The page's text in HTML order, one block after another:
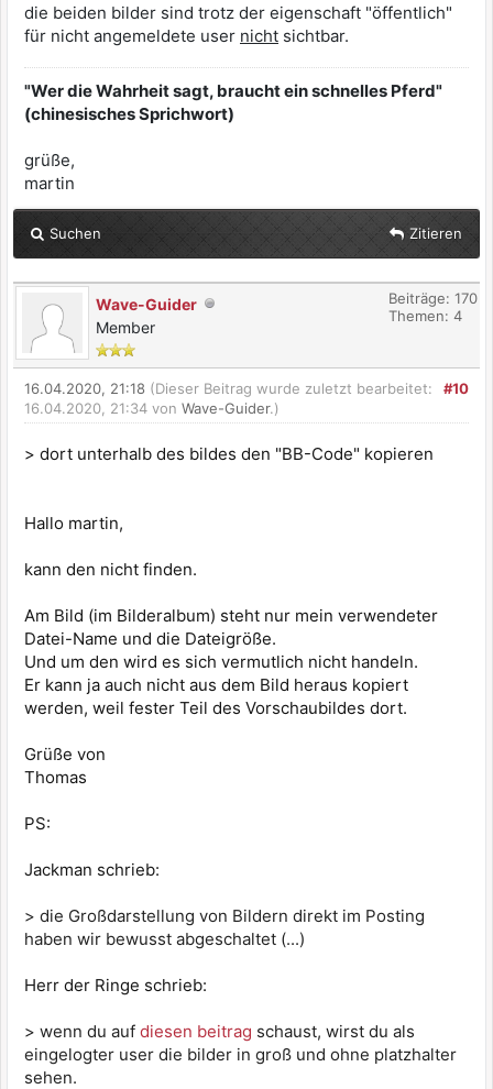
die beiden bilder sind trotz der eigenschaft "öffentlich"
für nicht angemeldete user nicht sichtbar.
"Wer die Wahrheit sagt, braucht ein schnelles Pferd"
(chinesisches Sprichwort)
grüße,
martin
Suchen Zitieren
Wave-Guider
Member
Beiträge: 170
Themen: 4
#10
16.04.2020, 21:18 (Dieser Beitrag wurde zuletzt bearbeitet:
16.04.2020, 21:34 von Wave-Guider.)
> dort unterhalb des bildes den "BB-Code" kopieren
Hallo martin,
kann den nicht finden.
Am Bild (im Bilderalbum) steht nur mein verwendeter
Datei-Name und die Dateigröße.
Und um den wird es sich vermutlich nicht handeln.
Er kann ja auch nicht aus dem Bild heraus kopiert
werden, weil fester Teil des Vorschaubildes dort.
Grüße von
Thomas
PS:
Jackman schrieb:
> die Großdarstellung von Bildern direkt im Posting
haben wir bewusst abgeschaltet (...)
Herr der Ringe schrieb:
> wenn du auf diesen beitrag schaust, wirst du als
eingelogter user die bilder in groß und ohne platzhalter
sehen.